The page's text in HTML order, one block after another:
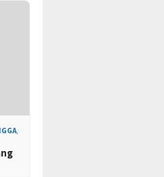
,